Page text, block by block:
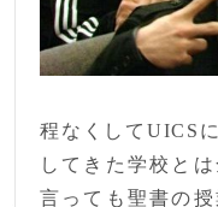
程なくしてUICS
してきた学校と
言っても聖書の